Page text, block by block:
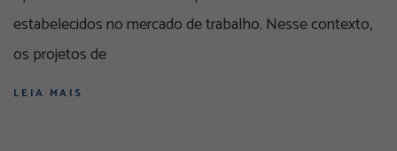
estabelecidos no mercado de trabalho. Nesse contexto,
os projetos de
LEIA MAIS